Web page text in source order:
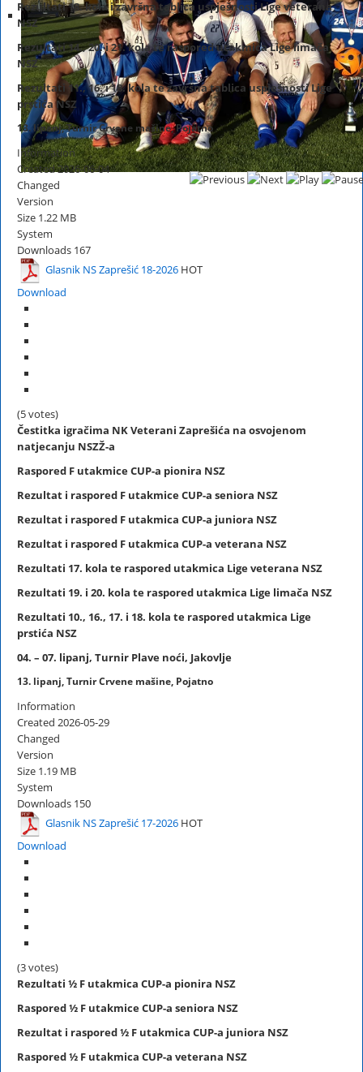
Rezultati 18. kola i završna tablica uspješnosti Lige veterana
NSZ
Rezultati 14., 20. i 21. kola te raspored utakmica Lige limača
NSZ
Rezultati 11., 16. i 18. kola te završna tablica uspješnosti Lige
prstića NSZ
13. lipanj, Turnir Crvene mašine, Pojatno
Information
Created2026-06-04
Changed
Version
Size 1.22 MB
System
Downloads 167
Glasnik NS Zaprešić 18-2026 HOT
Download
(5 votes)
Čestitka igračima NK Veterani Zaprešića na osvojenom
natjecanju NSZŽ-a
Raspored F utakmice CUP-a pionira NSZ
Rezultat i raspored F utakmice CUP-a seniora NSZ
Rezultat i raspored F utakmica CUP-a juniora NSZ
Rezultat i raspored F utakmica CUP-a veterana NSZ
Rezultati 17. kola te raspored utakmica Lige veterana NSZ
Rezultati 19. i 20. kola te raspored utakmica Lige limača NSZ
Rezultati 10., 16., 17. i 18. kola te raspored utakmica Lige
prstića NSZ
04. – 07. lipanj, Turnir Plave noći, Jakovlje
13. lipanj, Turnir Crvene mašine, Pojatno
Information
Created 2026-05-29
Changed
Version
Size 1.19 MB
System
Downloads 150
Glasnik NS Zaprešić 17-2026 HOT
Download
(3 votes)
Rezultati ½ F utakmica CUP-a pionira NSZ
Raspored½ F utakmice CUP-a seniora NSZ
Rezultat i raspored½ F utakmica CUP-a juniora NSZ
Raspored½ F utakmica CUP-a veterana NSZ